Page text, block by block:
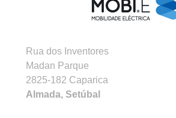
Rua dos Inventores
Madan Parque
2825-182 Caparica
Almada, Setúbal